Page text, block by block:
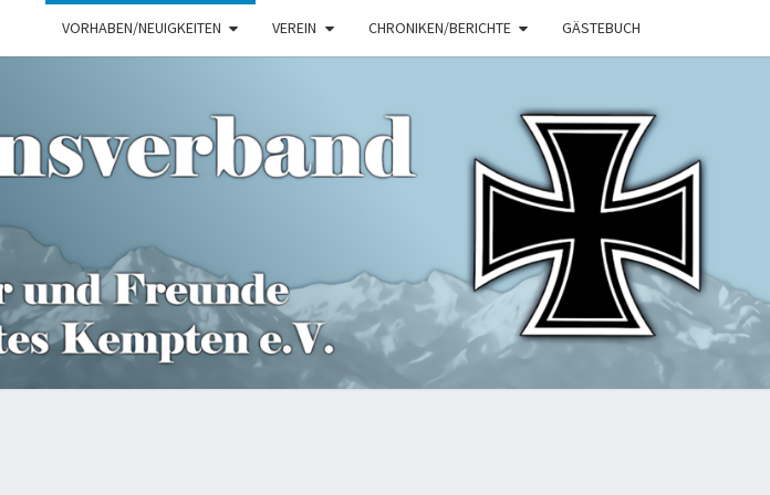
VORHABEN/NEUIGKEITEN VEREIN CHRONIKEN/BERICHTE GÄSTEBUCH